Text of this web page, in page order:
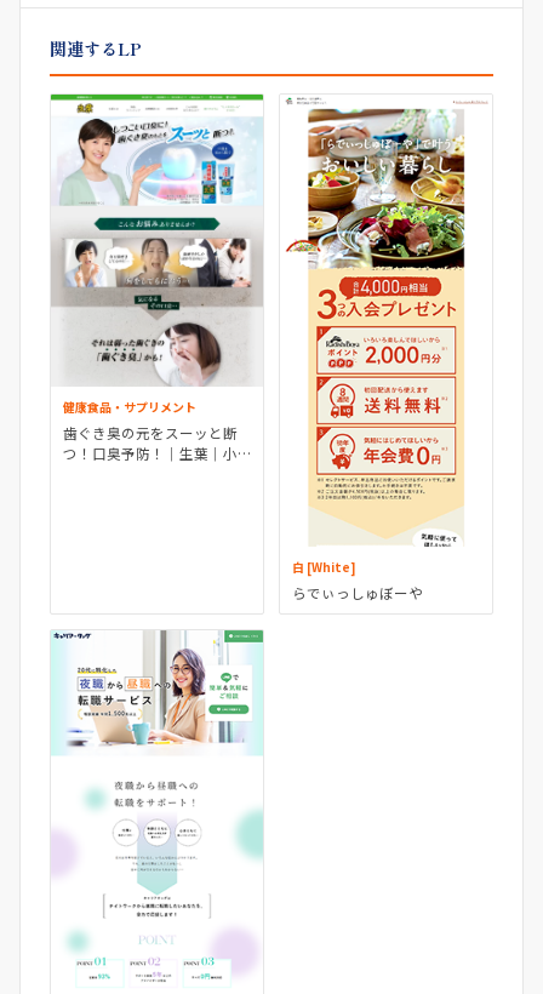
関連するLP
健康食品・サプリメント
歯ぐき臭の元をスーッと断
つ！口臭予防！｜生葉｜小
白 [White]
らでぃっしゅぼーや